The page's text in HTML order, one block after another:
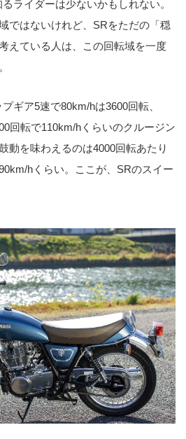
ライダーは少ないかもしれない。
ではないけれど、SRをただの「穏
えている人は、この回転域を一度
ギア5速で80km/hは3600回転、
回転で110km/hくらいのクルージン
動を味わえるのは4000回転あたり
hくらい。ここが、SRのスイー